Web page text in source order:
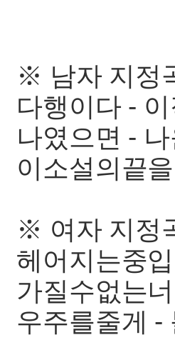
※ 남자 지정
다행이다 - 이
나였으면 - 나
이소설의끝
※ 여자 지정
헤어지는중
가질수없는
우주를줄게 -